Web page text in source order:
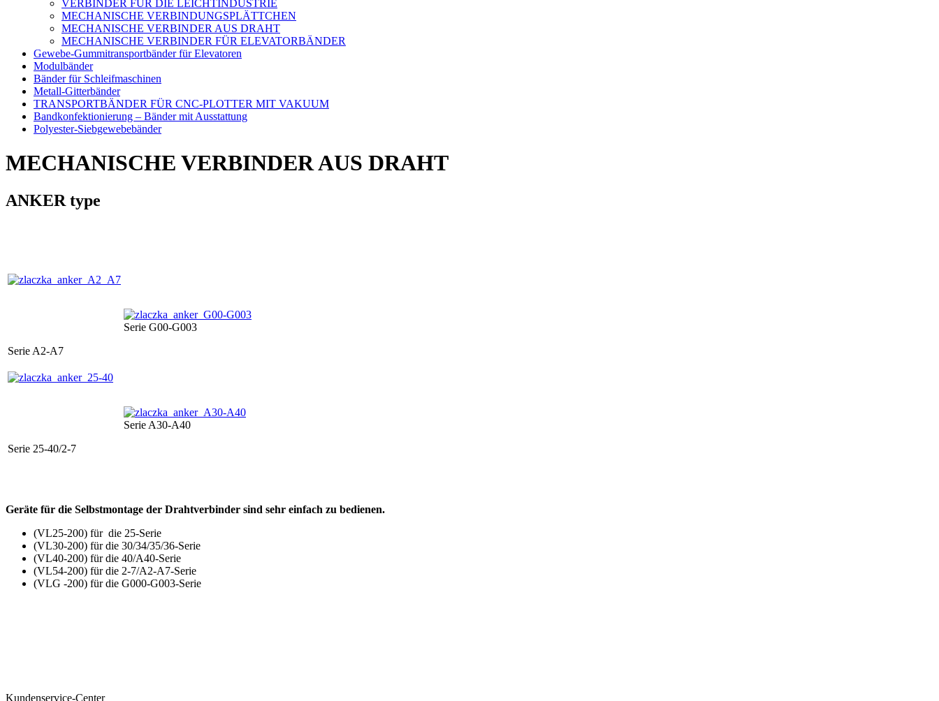
VERBINDER FÜR DIE LEICHTINDUSTRIE
MECHANISCHE VERBINDUNGSPLÄTTCHEN
MECHANISCHE VERBINDER AUS DRAHT
MECHANISCHE VERBINDER FÜR ELEVATORBÄNDER
Gewebe-Gummitransportbänder für Elevatoren
Modulbänder
Bänder für Schleifmaschinen
Metall-Gitterbänder
TRANSPORTBÄNDER FÜR CNC-PLOTTER MIT VAKUUM
Bandkonfektionierung – Bänder mit Ausstattung
Polyester-Siebgewebebänder
MECHANISCHE VERBINDER AUS DRAHT
ANKER type
Serie A2-A7
Serie G00-G003
Serie 25-40/2-7
Serie A30-A40
Geräte für die Selbstmontage der Drahtverbinder sind sehr einfach zu bedienen.
(VL25-200) für die 25-Serie
(VL30-200) für die 30/34/35/36-Serie
(VL40-200) für die 40/A40-Serie
(VL54-200) für die 2-7/A2-A7-Serie
(VLG -200) für die G000-G003-Serie
Kundenservice-Center